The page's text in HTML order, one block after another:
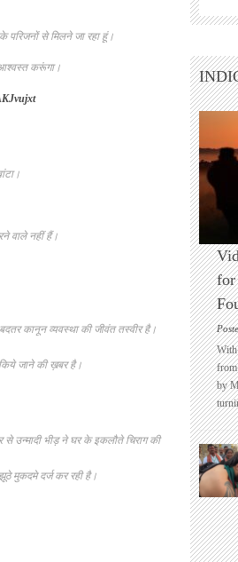
परिजनों से मिलने जा रहा हूं।
करूंगा।
वाले नहीं हैं।
कानून व्यवस्था की जीवंत तस्वीर है।
किये जाने की ख़बर है।
उन्मादी भीड़ ने घर के इकलौते चिराग की
मुकदमे दर्ज कर रही है।
for
With
from
by